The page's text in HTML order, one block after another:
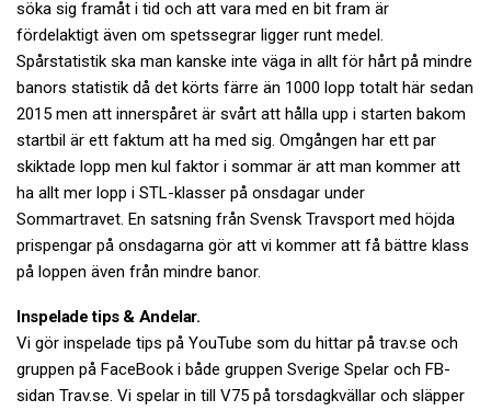
söka sig framåt i tid och att vara med en bit fram är
fördelaktigt även om spetssegrar ligger runt medel.
Spårstatistik ska man kanske inte väga in allt för hårt på mindre
banors statistik då det körts färre än 1000 lopp totalt här sedan
2015 men att innerspåret är svårt att hålla upp i starten bakom
startbil är ett faktum att ha med sig. Omgången har ett par
skiktade lopp men kul faktor i sommar är att man kommer att
ha allt mer lopp i STL-klasser på onsdagar under
Sommartravet. En satsning från Svensk Travsport med höjda
prispengar på onsdagarna gör att vi kommer att få bättre klass
på loppen även från mindre banor.
Inspelade tips & Andelar.
Vi gör inspelade tips på YouTube som du hittar på trav.se och
gruppen på FaceBook i både gruppen Sverige Spelar och FB-
sidan Trav.se. Vi spelar in till V75 på torsdagkvällar och släpper